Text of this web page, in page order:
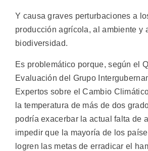
Y causa graves perturbaciones a
producción agrícola, al ambiente y
biodiversidad.
Es problemático porque, según el
Evaluación del Grupo
Expertos sobre el Cambio
la temperatura de más de dos
podría exacerbar la actual falta de
impedir que la mayoría de los
logren las metas de erradicar el